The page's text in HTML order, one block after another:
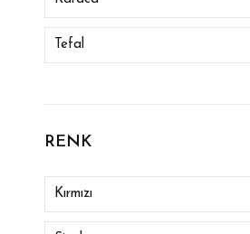
Tefal
Arnıca
Remıngton
Rowenta
RENK
Kırmızı